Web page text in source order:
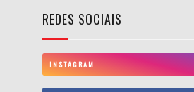
REDES SOCIAIS
INSTAGRAM